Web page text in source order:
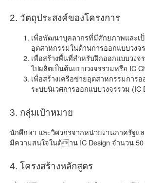
2. วัตถุประสงค์ของโครงการ
เพื่อพัฒนาบุคลากรที่มีศักยภาพและเ
อุตสาหกรรมในด้านการออกแบบวงจ
เพื่อสร้างพื้นที่สำหรับฝึกออกแบบวงจ
ไปผลิตเป็นต้นแบบวงจรรวมหรือ IC
เพื่อสร้างเครือข่ายอุตสาหกรรมการ
ระบบนิเวศการออกแบบวงจรรวม (IC
3. กลุ่มเป้าหมาย
นักศึกษา และวิศวกรจากหน่วยงานภาครัฐแ
มีความสนใจในด้าน IC Design จำนวน
4. โครงสร้างหลักสูตร